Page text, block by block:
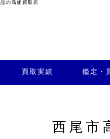
の高価買取店
買取実績 鑑定・
西尾市